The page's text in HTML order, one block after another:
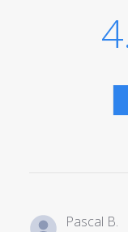
Pascal B.